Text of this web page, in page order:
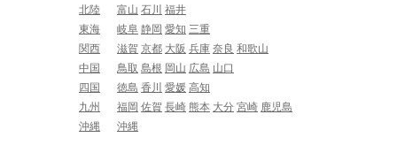
北陸
富山 石川 福井
東海
岐阜 静岡 愛知 三重
関西
滋賀 京都 大阪 兵庫 奈良 和歌山
中国
鳥取 島根 岡山 広島 山口
四国
徳島 香川 愛媛 高知
九州
福岡 佐賀 長崎 熊本 大分 宮崎 鹿児島
沖縄
沖縄